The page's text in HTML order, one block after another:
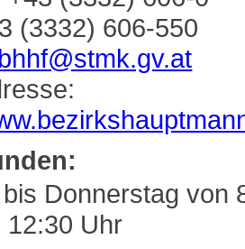
(3332) 606-550
bhhf@stmk.gv.at
Donnerstag von
12:30 Uhr